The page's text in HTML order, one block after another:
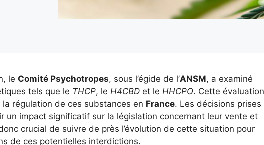
le Comité Psychotropes, sous l’égide de l’ANSM, a examiné
tels que le THCP, le H4CBD et le HHCPO. Cette évaluation
régulation de ces substances en France. Les décisions prises
un impact significatif sur la législation concernant leur vente et
crucial de suivre de près l’évolution de cette situation pour
de ces potentielles interdictions.